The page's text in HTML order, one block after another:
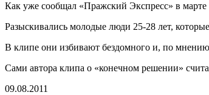
Как уже сообщал «Пражский Экспресс» в
Разыскивались молодые люди 25-28 лет,
В клипе они избивают бездомного и, по
Сами автора клипа о «конечном решении»
09.08.2011